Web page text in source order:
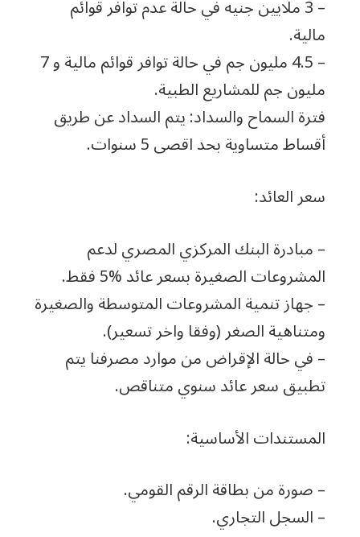
– 3 ملايين جنيه في حالة عدم توافر قوائم
مالية.
– 4.5 مليون جم في حالة توافر قوائم مالية و 7
مليون جم للمشاريع الطبية.
فترة السماح والسداد: يتم السداد عن طريق
أقساط متساوية بحد اقصى 5 سنوات.
سعر العائد:
– مبادرة البنك المركزي المصري لدعم
المشروعات الصغيرة بسعر عائد %5 فقط.
– جهاز تنمية المشروعات المتوسطة والصغيرة
ومتناهية الصغر (وفقا واخر تسعير).
– في حالة الإقراض من موارد مصرفنا يتم
تطبيق سعر عائد سنوي متناقص.
المستندات الأساسية:
– صورة من بطاقة الرقم القومي.
– السجل التجاري.